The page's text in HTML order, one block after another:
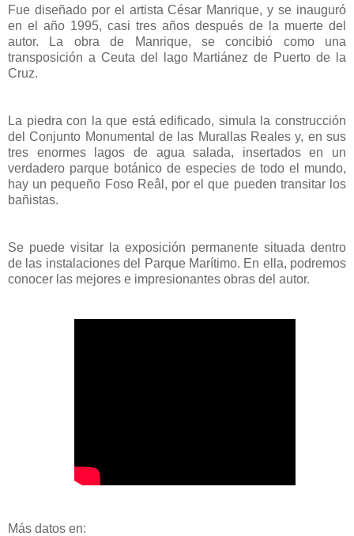
Fue diseñado por el artista César Manrique, y se inauguró
en el año 1995, casi tres años después de la muerte del
autor. La obra de Manrique, se concibió como una
transposición a Ceuta del lago Martiánez de Puerto de la
Cruz.
La piedra con la que está edificado, simula la construcción
del Conjunto Monumental de las Murallas Reales y, en sus
tres enormes lagos de agua salada, insertados en un
verdadero parque botánico de especies de todo el mundo,
hay un pequeño Foso Reâl, por el que pueden transitar los
bañistas.
Se puede visitar la exposición permanente situada dentro
de las instalaciones del Parque Marítimo. En ella, podremos
conocer las mejores e impresionantes obras del autor.
Más datos en: